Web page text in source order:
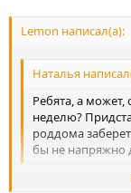
Lemon написал(а):
Наталья
Ребята, а
неделю?
роддома
бы не напряжно
Чувствуется